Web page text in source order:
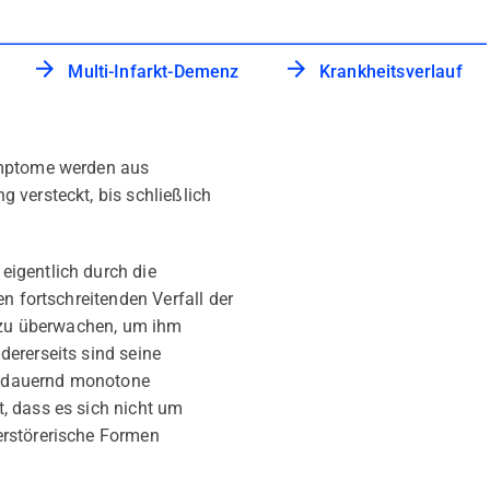
Multi-Infarkt-Demenz Krankheitsverlauf
werden aus
versteckt, bis schließlich
durch die
fortschreitenden Verfall der
überwachen, um ihm
sind seine
monotone
dass es sich nicht um
Formen